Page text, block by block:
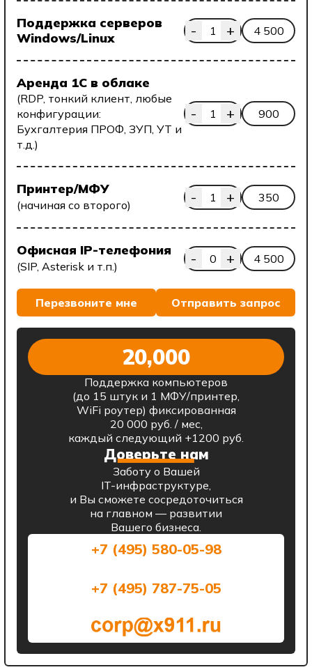
Поддержка серверов
Windows/Linux
- 1 + 4 500
Аренда 1С в облаке
(RDP, тонкий клиент, любые
конфигурации:
Бухгалтерия ПРОФ, ЗУП, УТ и
т.д.)
- 1 + 900
Принтер/МФУ
(начиная со второго) - 1 + 350
Офисная IP-телефония
(SIP, Asterisk и т.п.) - 0 + 4 500
Перезвоните мне Отправить запрос
20,000
Поддержка компьютеров
(до 15 штук и 1 МФУ/принтер,
WiFi роутер) фиксированная
20 000 руб. / мес,
каждый следующий +1200 руб.
Доверьте нам
Заботу о Вашей
IT-инфраструктуре,
и Вы сможете сосредоточиться
на главном — развитии
Вашего бизнеса.
+7 (495) 580-05-98
+7 (495) 787-75-05